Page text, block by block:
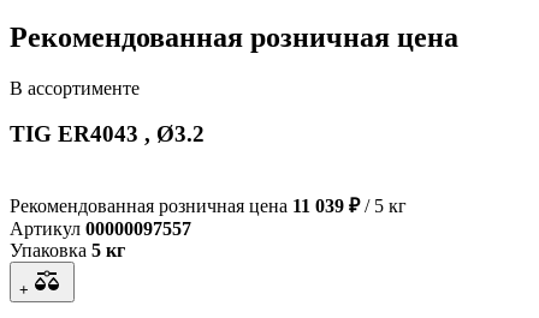
Рекомендованная розничная цена
В ассортименте
TIG ER4043 , Ø3.2
Рекомендованная розничная цена 11 039 ₽/ 5 кг
Артикул 00000097557
Упаковка 5 кг
+